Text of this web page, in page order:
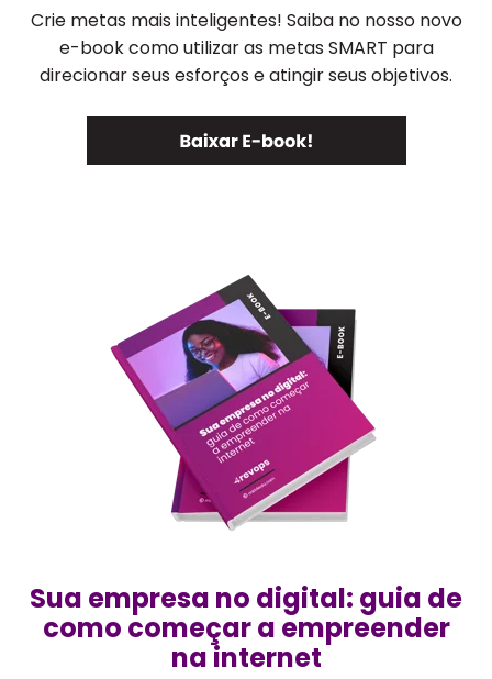
Crie metas mais inteligentes! Saiba no nosso novo
e-book como utilizar as metas SMART para
direcionar seus esforços e atingir seus objetivos.
Sua empresa no digital: guia de
como começar a empreender
na internet